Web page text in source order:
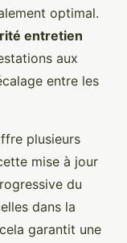
optimal.
entretien
aux
entre les
plusieurs
mise à jour
du
dans la
garantit une